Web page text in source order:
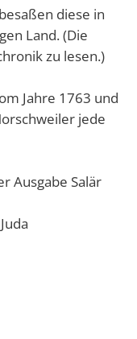
diese in
Land. (Die
zu lesen.)
Jahre 1763 und
jede
Ausgabe Salär